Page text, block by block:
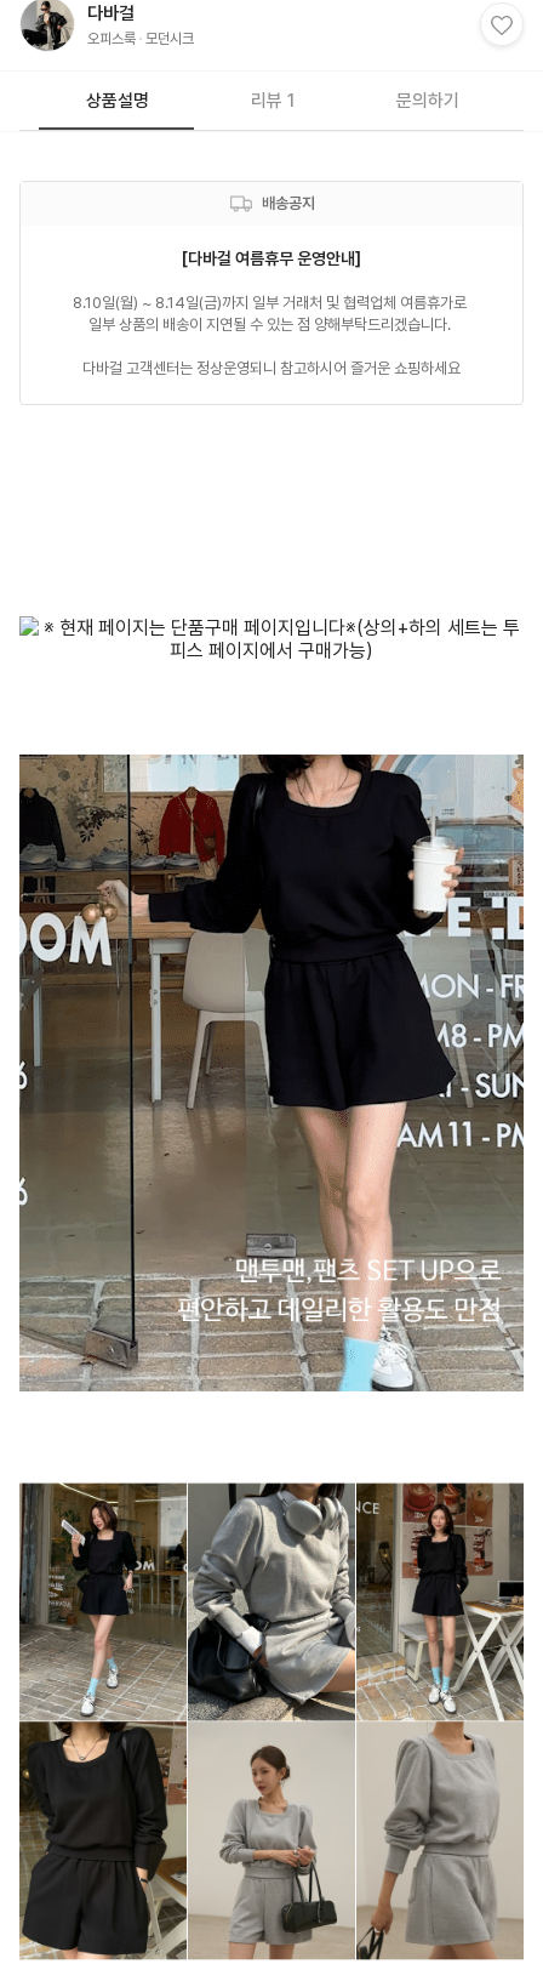
다바걸
오피스룩 모던시크
상품설명 리뷰 1 문의하기
배송공지
[다바걸 여름휴무 운영안내]
8.10일(월) ~ 8.14일(금)까지 일부 거래처 및 협력업체 여름휴가로
일부 상품의 배송이 지연될 수 있는 점 양해부탁드리겠습니다.
다바걸 고객센터는 정상운영되니 참고하시어 즐거운 쇼핑하세요